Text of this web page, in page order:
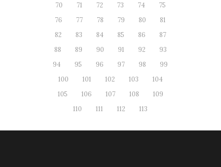
70
71 72 73 74
75
76
77 78 79 80
81
82
83 84 85 86
87
88
89 90 91 92
93
94
95 96 97 98
99
100
101 102 103
104
105
106 107 108
109
110
111 112 113